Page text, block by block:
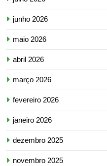
junho 2026
maio 2026
abril 2026
março 2026
fevereiro 2026
janeiro 2026
dezembro 2025
novembro 2025